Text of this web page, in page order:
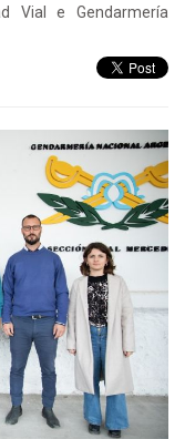
Vial e Gendarmería